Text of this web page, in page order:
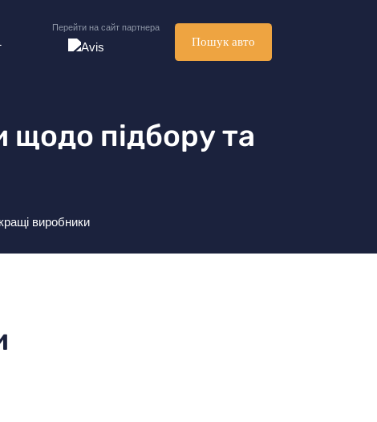
Перейти на сайт партнера
Пошук авто
щодо підбору та
виробники